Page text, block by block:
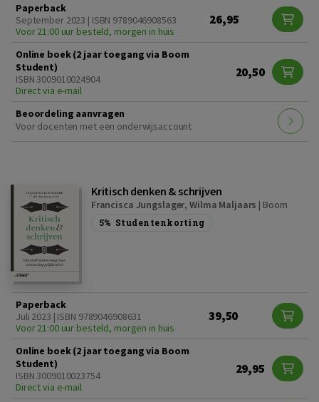
Paperback
September 2023 | ISBN 9789046908563
Voor 21:00 uur besteld, morgen in huis
26,95
Online boek (2 jaar toegang via Boom
Student)
ISBN 3009010024904
Direct via e-mail
20,50
Beoordeling aanvragen
Voor docenten met een onderwijsaccount
Kritisch denken & schrijven
Francisca Jungslager,Wilma Maljaars | Boom
5% Studentenkorting
Paperback
Juli 2023 | ISBN 9789046908631
Voor 21:00 uur besteld, morgen in huis
39,50
Online boek (2 jaar toegang via Boom
Student)
ISBN 3009010023754
Direct via e-mail
29,95